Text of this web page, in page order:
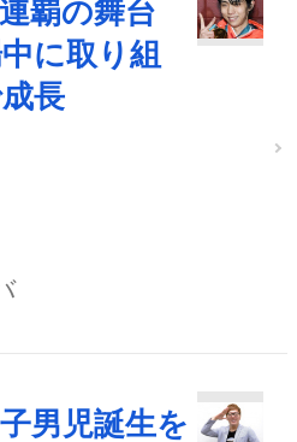
覇の舞台
に取り組
長
男児誕生を